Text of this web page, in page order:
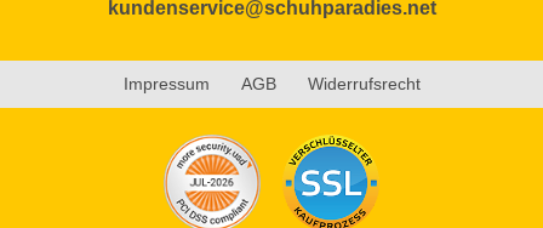
kundenservice@schuhparadies.net
Impressum AGB Widerrufsrecht